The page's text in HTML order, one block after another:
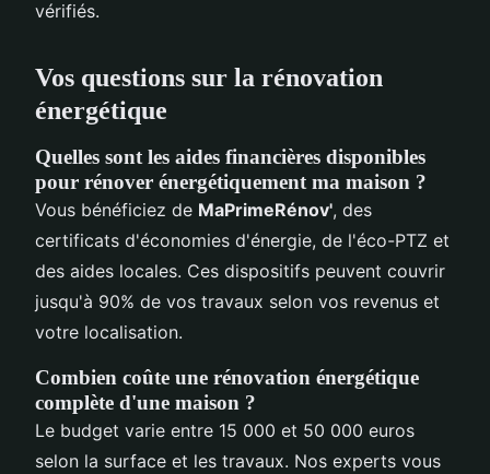
vérifiés.
Vos questions sur la rénovation
énergétique
Quelles sont les aides financières disponibles
pour rénover énergétiquement ma maison ?
Vous bénéficiez de MaPrimeRénov', des
certificats d'économies d'énergie, de l'éco-PTZ et
des aides locales. Ces dispositifs peuvent couvrir
jusqu'à 90% de vos travaux selon vos revenus et
votre localisation.
Combien coûte une rénovation énergétique
complète d'une maison ?
Le budget varie entre 15 000 et 50 000 euros
selon la surface et les travaux. Nos experts vous